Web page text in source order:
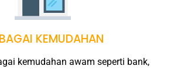
KEMUDAHAN
kemudahan awam seperti bank,